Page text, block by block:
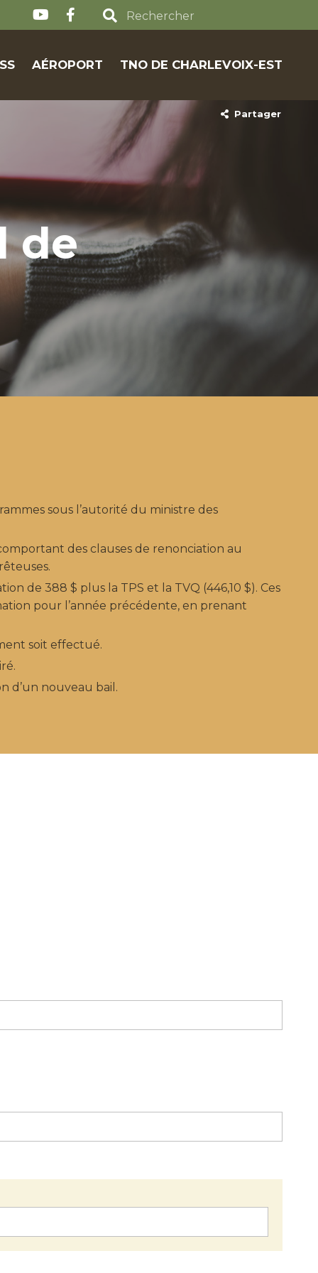
AÉROPORT TNO DE CHARLEVOIX-EST
Partager
de
sous l’autorité du ministre des
des clauses de renonciation au
de 388 $ plus la TPS et la TVQ (446,10 $). Ces
pour l’année précédente, en prenant
soit effectué.
d’un nouveau bail.